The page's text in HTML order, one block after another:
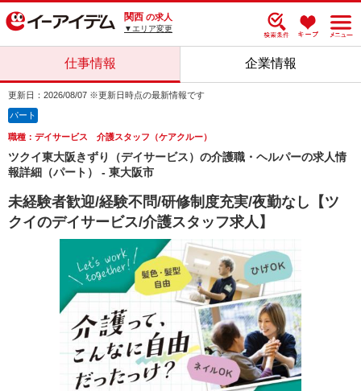
関西 の求人
▼エリア変更
仕事情報 企業情報
更新日：2026/08/07 ※更新日時点の最新情報です
パート
職種：デイサービス 介護スタッフ（ケアクルー）
ツクイ東大阪きずり（デイサービス）の介護職・ヘルパーの求人情
報詳細（パート） - 東大阪市
未経験者歓迎/経験不問/研修制度充実/夜勤なし【ツ
クイのデイサービス/介護スタッフ求人】